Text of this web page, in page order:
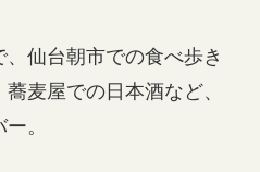
仙台朝市での食べ歩き
麦屋での日本酒など、
。